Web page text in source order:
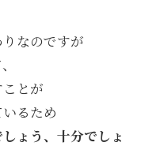
なのですが
とが
るため
ょう、十分でしょ